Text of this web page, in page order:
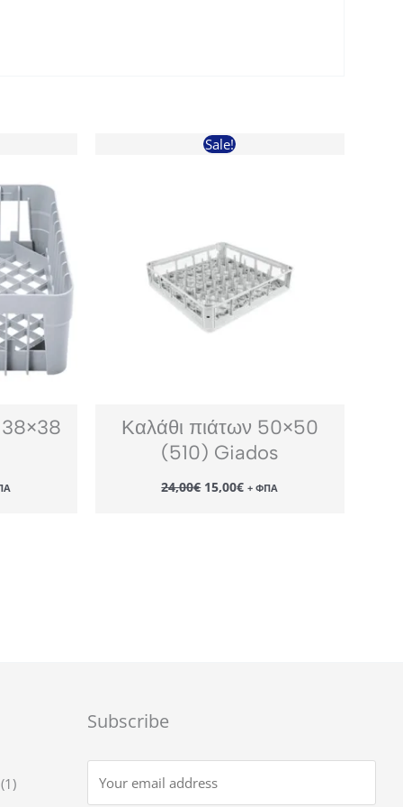
38×38
Sale!
Καλάθι πιάτων 50×50
(510) Giados
24,00€ Original
price
15,00€Η
τρέχουσα
+ ΦΠΑ
11
Subscribe